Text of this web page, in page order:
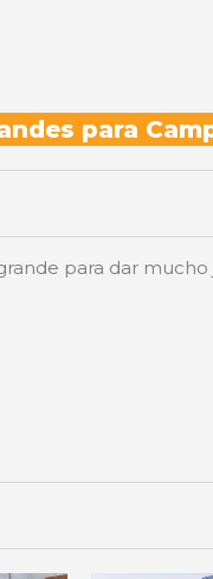
para
para dar